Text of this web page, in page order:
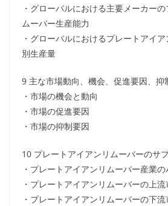
・グローバルにおける主要メーカー
ムーバー生産能力
・グローバルにおけるプレートアイ
別生産量
9 主な市場動向、機会、促進要因、抑
・市場の機会と動向
・市場の促進要因
・市場の抑制要因
10 プレートアイアンリムーバーのサ
・プレートアイアンリムーバー産業
・プレートアイアンリムーバーの上
・プレートアイアンリムーバーの下